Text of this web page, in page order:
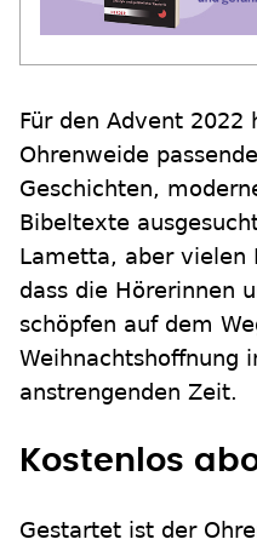
Für den Advent 2022
Ohrenweide
Geschichten,
Bibeltexte
Lametta, aber vielen
dass die Hörerinnen
schöpfen auf dem
Weihnachtshoffnung
anstrengenden Zeit.
Kostenlos
Gestartet ist der